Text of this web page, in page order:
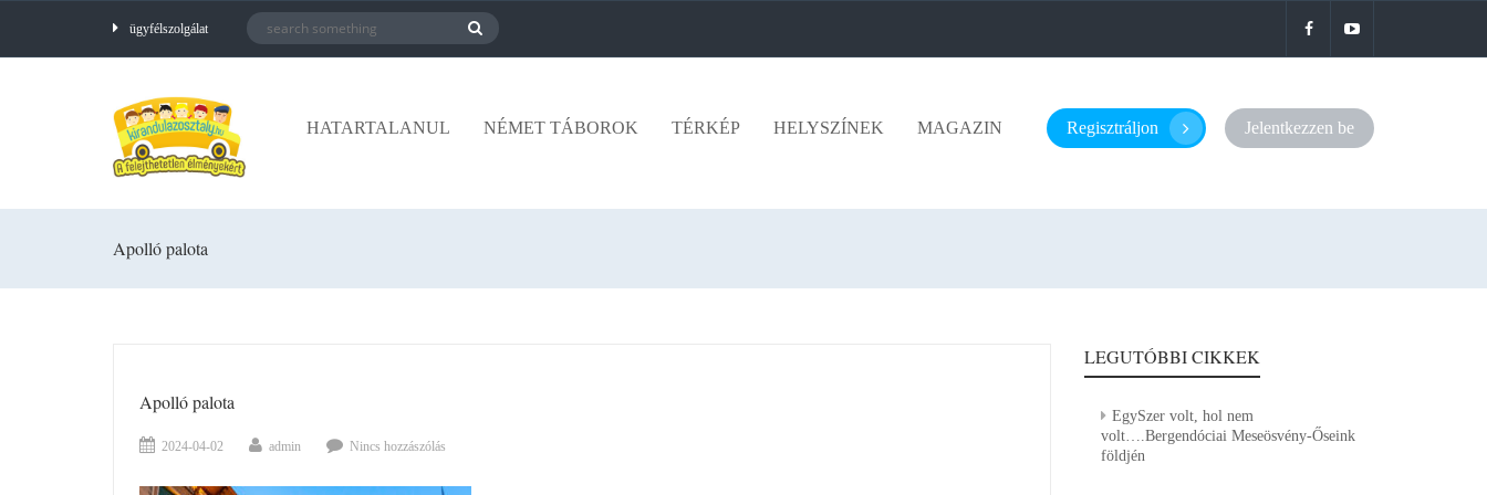
ügyfélszolgálat
Regisztráljon Jelentkezzen be
HATARTALANUL NÉMET TÁBOROK TÉRKÉP HELYSZÍNEK MAGAZIN
Apolló palota
Apolló palota
2024-04-02 admin Nincs hozzászólás
LEGUTÓBBI CIKKEK
EgySzer volt, hol nem
volt….Bergendóciai Meseösvény-Őseink
földjén